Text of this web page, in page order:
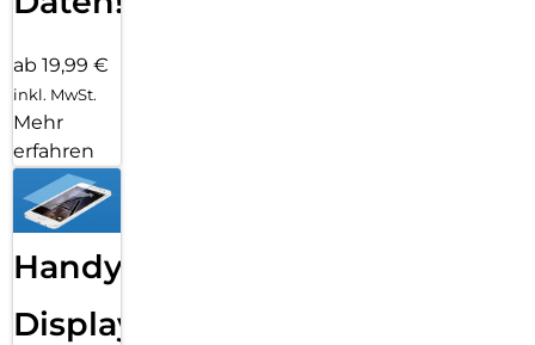
ab 19,99 €
inkl. MwSt.
Mehr
erfahren
Handy
Displayfolie